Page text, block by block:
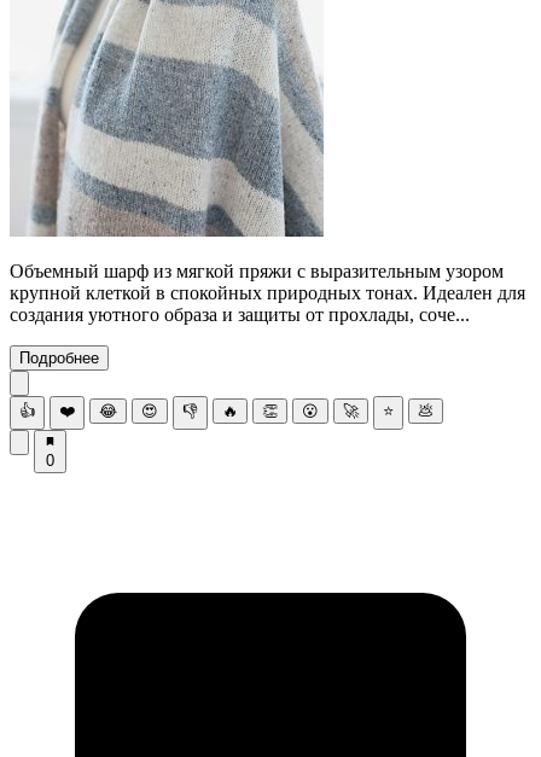
Объемный шарф из мягкой пряжи с выразительным узором
крупной клеткой в спокойных природных тонах. Идеален для
создания уютного образа и защиты от прохлады, соче...
Подробнее
👍 ❤️ 😂 😍 👎 🔥 👏 😮 🚀 ⭐ 💩
0